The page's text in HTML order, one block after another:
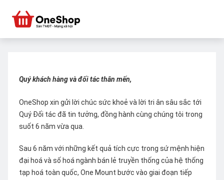
Quý khách hàng và đối tác thân mến,
OneShop xin gửi lời chúc sức khoẻ và lời tri ân sâu sắc tới
Quý Đối tác đã tin tưởng, đồng hành cùng chúng tôi trong
suốt 6 năm vừa qua.
Sau 6 năm với những kết quả tích cực trong sứ mệnh hiện
đại hoá và số hoá ngành bán lẻ truyền thống của hệ thống
tạp hoá toàn quốc, One Mount bước vào giai đoạn tiếp